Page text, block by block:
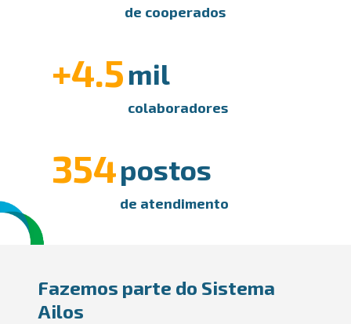
de cooperados
+4.5mil
colaboradores
354postos
de atendimento
Fazemos parte do Sistema
Ailos